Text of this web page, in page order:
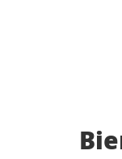
Nuevos
instituciones
sobrepeso y
Ciudad o Comuna: